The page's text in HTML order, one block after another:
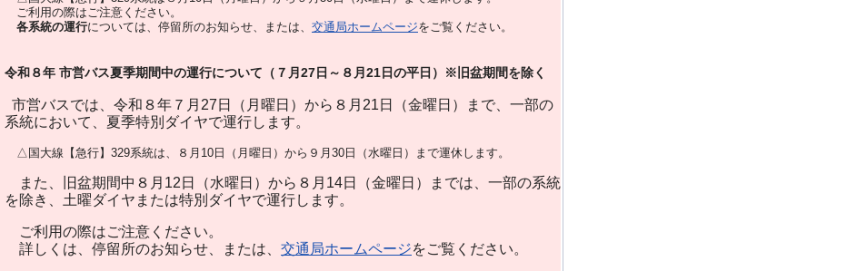
ご利用の際はご注意ください。
各系統の運行については、停留所のお知らせ、または、 交通局ホームページをご覧ください。
令和８年 市営バス夏季期間中の運行について（７月27日～８月21日の平日）※旧盆期間を除く
市営バスでは、令和８年７月27日（月曜日）から８月21日（金曜日）まで、一部の
系統において、夏季特別ダイヤで運行します。
△国大線【急行】329系統は、８月10日（月曜日）から９月30日（水曜日）まで運休します。
また、旧盆期間中８月12日（水曜日）から８月14日（金曜日）までは、一部の系統
を除き、土曜ダイヤまたは特別ダイヤで運行します。
ご利用の際はご注意ください。
詳しくは、停留所のお知らせ、または、 交通局ホームページをご覧ください。